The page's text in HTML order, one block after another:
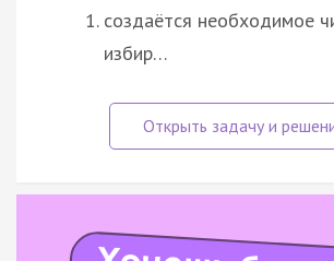
создаётся необходимое
избир…